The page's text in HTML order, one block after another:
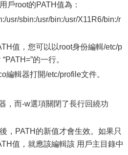
戶root的PATH值為：
usr/sbin:/usr/bin:/usr/X11R6/bin:/r
值，您可以以root身份編輯/etc/p
的一行。
編輯器打開/etc/profile文件。
，而-w選項關閉了長行回繞功
，PATH的新值才會生效。如果只
值，就應該編輯該 用戶主目錄中